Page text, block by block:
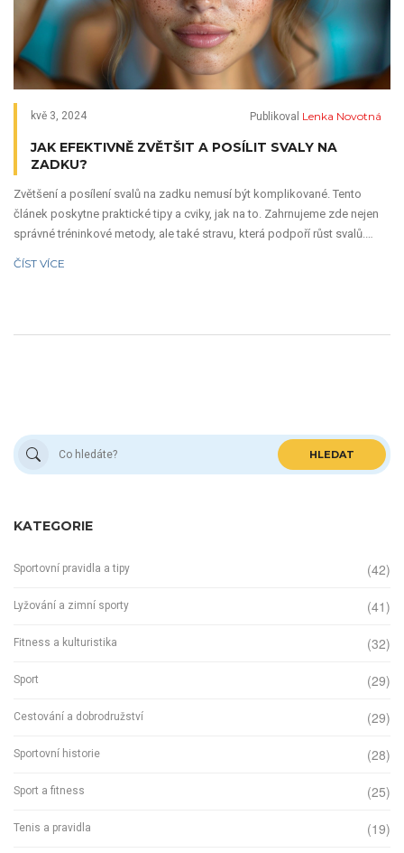
kvě 3, 2024 Publikoval Lenka Novotná
JAK EFEKTIVNĚ ZVĚTŠIT A POSÍLIT SVALY NA
ZADKU?
Zvětšení a posílení svalů na zadku nemusí být komplikované. Tento
článek poskytne praktické tipy a cviky, jak na to. Zahrnujeme zde nejen
správné tréninkové metody, ale také stravu, která podpoří růst svalů.
ČÍST VÍCE
HLEDAT
KATEGORIE
Sportovní pravidla a tipy (42)
Lyžování a zimní sporty (41)
Fitness a kulturistika (32)
Sport (29)
Cestování a dobrodružství (29)
Sportovní historie (28)
Sport a fitness (25)
Tenis a pravidla (19)